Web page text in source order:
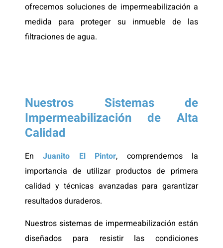
ofrecemos soluciones de impermeabilización a
medida para proteger su inmueble de las
filtraciones de agua.
Nuestros Sistemas de
Impermeabilización de Alta
Calidad
EnJuanito El Pintor, comprendemos la
importancia de utilizar productos de primera
calidad y técnicas avanzadas para garantizar
resultados duraderos.
Nuestros sistemas de impermeabilización están
diseñados para resistir las condiciones